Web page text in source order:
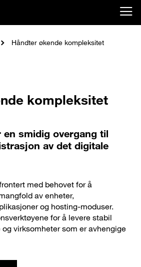
Håndter økende kompleksitet
kompleksitet
smidig overgang til
av det digitale
med behovet for å
av enheter,
og hosting-moduser.
for å levere stabil
virksomheter som er avhengige